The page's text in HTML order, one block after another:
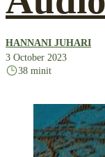
HANNANI JUHARI
3 October 2023
38 minit